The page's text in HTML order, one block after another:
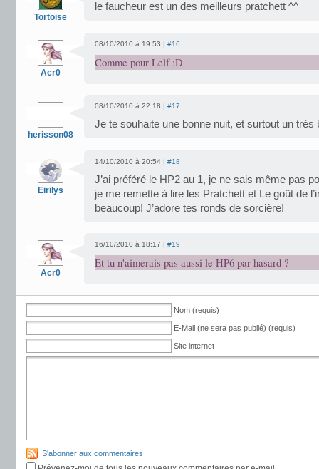
Tortoise
le faucheur est un des meilleurs pratchett ^^
Acr0
08/10/2010 à 19:53 | #16
Comme pour Lelf :D
herisson08
08/10/2010 à 22:18 | #17
Je te souhaite une bonne nuit, et surtout un très
Eirilys
14/10/2010 à 20:54 | #18
J’ai préféré le HP2 au 1, je ne sais même pas
je me remette à lire les Pratchett et Le goût de
beaucoup! J’adore tes ronds de sorcière!
Acr0
16/10/2010 à 18:17 | #19
Et tu n'aimerais pas aussi le HP6 par hasard ?
Nom (requis)
E-Mail (ne sera pas publié) (requis)
Site internet
S'abonner aux commentaires